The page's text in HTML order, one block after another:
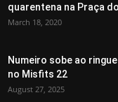
quarentena na Praça
March 18, 2020
Numeiro sobe ao
no Misfits 22
August 27, 2025